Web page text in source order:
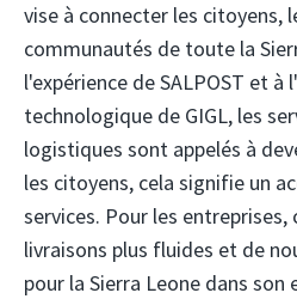
vise à connecter les citoyens,
communautés de toute la
l'expérience de SALPOST et à
technologique de GIGL, les
logistiques sont appelés à
les citoyens, cela signifie un
services. Pour les entreprises,
livraisons plus fluides et de
pour la Sierra Leone dans son